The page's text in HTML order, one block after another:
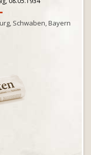
Schwaben, Bayern